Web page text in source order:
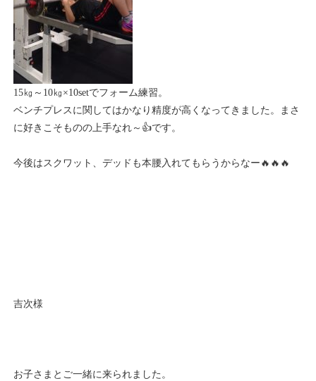
15㎏～10㎏×10setでフォーム練習。
ベンチプレスに関してはかなり精度が高くなってきました。まさ
に好きこそものの上手なれ～👍です。
今後はスクワット、デッドも本腰入れてもらうからなー🔥🔥🔥
吉次様
お子さまとご一緒に来られました。